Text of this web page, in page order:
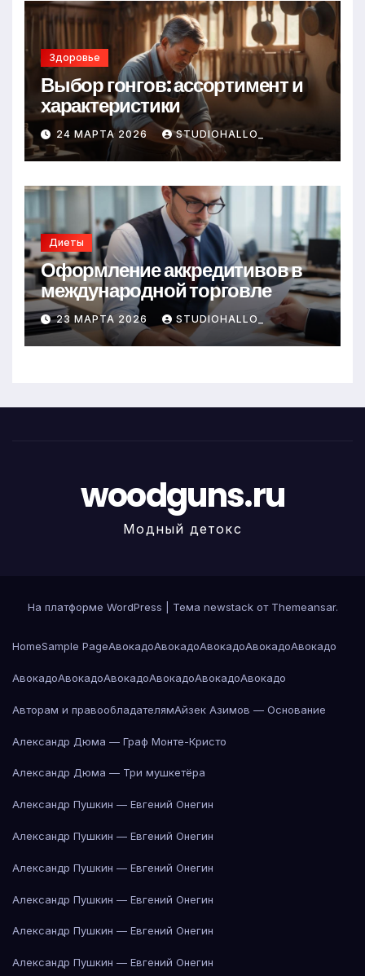
Здоровье
Выбор гонгов: ассортимент и
характеристики
24 МАРТА 2026 STUDIOHALLO_
Диеты
Оформление аккредитивов в
международной торговле
23 МАРТА 2026 STUDIOHALLO_
woodguns.ru
Модный детокс
На платформе WordPress Тема newstack от Themeansar.
HomeSample PageАвокадоАвокадоАвокадоАвокадоАвокадо
АвокадоАвокадоАвокадоАвокадоАвокадоАвокадо
Авторам и правообладателямАйзек Азимов — Основание
Александр Дюма — Граф Монте-Кристо
Александр Дюма — Три мушкетёра
Александр Пушкин — Евгений Онегин
Александр Пушкин — Евгений Онегин
Александр Пушкин — Евгений Онегин
Александр Пушкин — Евгений Онегин
Александр Пушкин — Евгений Онегин
Александр Пушкин — Евгений Онегин